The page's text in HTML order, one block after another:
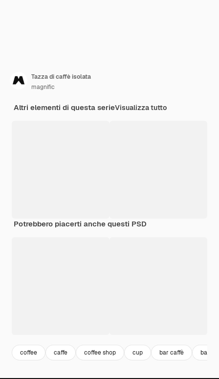
Tazza di caffè isolata
magnific
Altri elementi di questa serieVisualizza tutto
Potrebbero piacerti anche questi PSD
coffee caffe coffee shop cup bar caffè bar